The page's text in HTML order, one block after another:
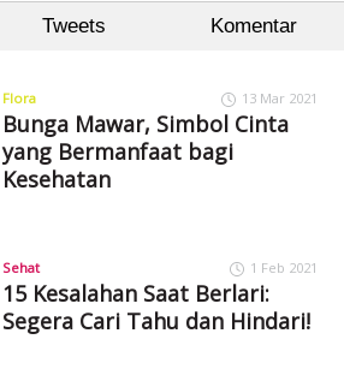
Tweets Komentar
Flora 13 Mar 2021
Bunga Mawar, Simbol Cinta
yang Bermanfaat bagi
Kesehatan
Sehat 1 Feb 2021
15 Kesalahan Saat Berlari:
Segera Cari Tahu dan Hindari!